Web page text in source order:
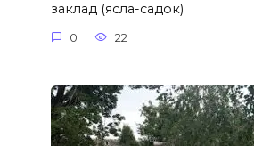
заклад (ясла-садок)
0 22